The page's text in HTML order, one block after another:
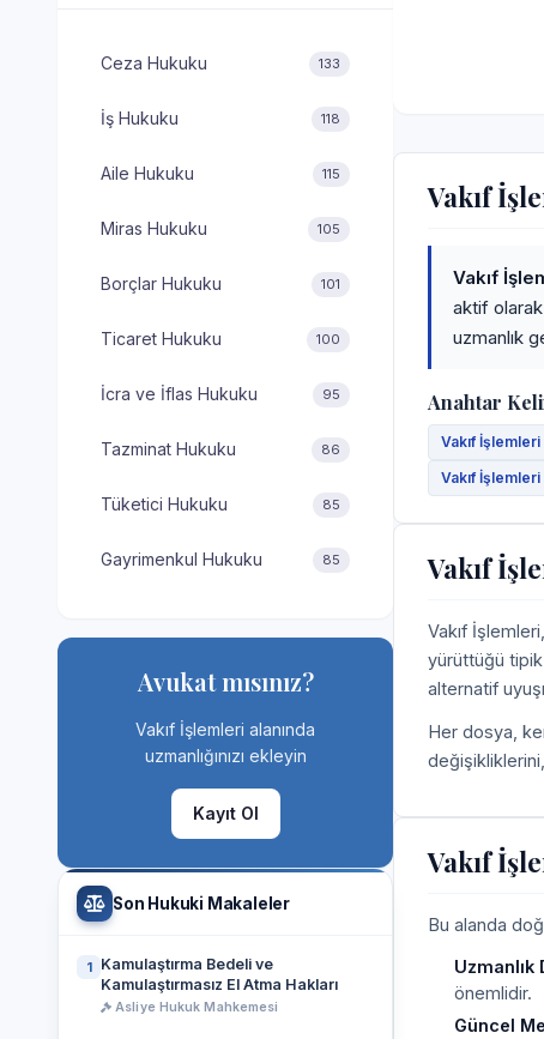
Ceza Hukuku 133
İş Hukuku 118
Aile Hukuku 115
Miras Hukuku 105
Borçlar Hukuku 101
Ticaret Hukuku 100
İcra ve İflas Hukuku 95
Tazminat Hukuku 86
Tüketici Hukuku 85
Gayrimenkul Hukuku 85
Avukat mısınız?
Vakıf İşlemleri alanında
uzmanlığınızı ekleyin
Kayıt Ol
Son Hukuki Makaleler
1
Kamulaştırma Bedeli ve
Kamulaştırmasız El Atma Hakları
Asliye Hukuk Mahkemesi
Vakıf
Vakıf
aktif
uzmanlık
Anahtar
Vakıf İşlemleri
Vakıf
Vakıf
Vakıf
yürüttüğü tipik
alternatif
Her dosya,
Vakıf
Bu alanda
Uzmanlık
önemlidir.
Güncel